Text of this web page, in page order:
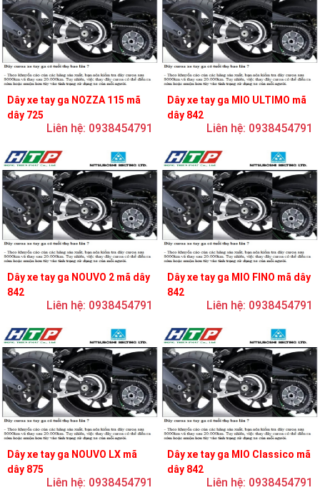
Dây xe tay ga NOZZA 115 mã
dây 725
Liên hệ: 0938454791
Dây xe tay ga MIO ULTIMO mã
dây 842
Liên hệ: 0938454791
Dây xe tay ga NOUVO 2 mã dây
842
Liên hệ: 0938454791
Dây xe tay ga MIO FINO mã dây
842
Liên hệ: 0938454791
Dây xe tay ga NOUVO LX mã
dây 875
Liên hệ: 0938454791
Dây xe tay ga MIO Classico mã
dây 842
Liên hệ: 0938454791